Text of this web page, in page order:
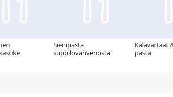
Sienipasta
suppilovahveroista
Kalavartaat
pasta